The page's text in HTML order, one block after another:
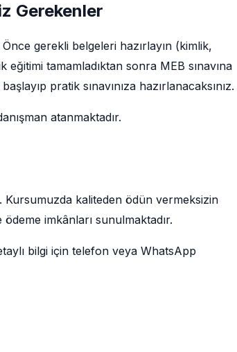
Gerekenler
gerekli belgeleri hazırlayın (kimlik,
tamamladıktan sonra MEB sınavına
pratik sınavınıza hazırlanacaksınız.
atanmaktadır.
Kursumuzda kaliteden ödün vermeksizin
imkânları sunulmaktadır.
bilgi için telefon veya WhatsApp